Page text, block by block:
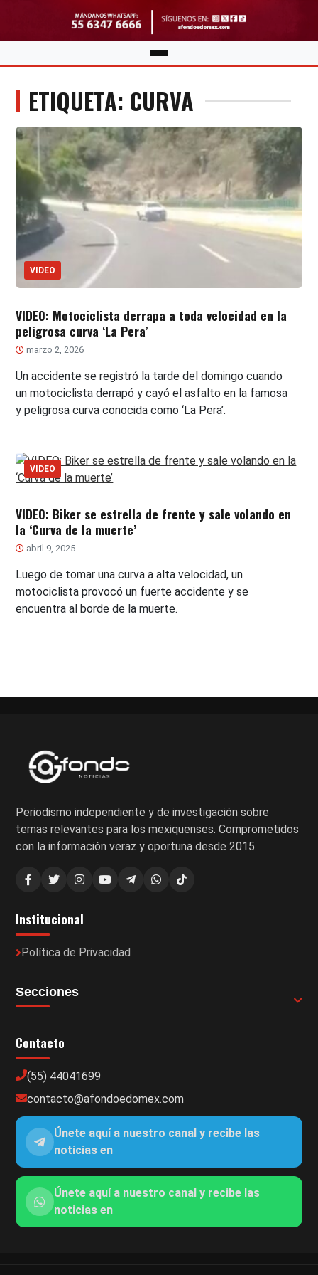
ETIQUETA: CURVA
VIDEO
VIDEO: Motociclista derrapa a toda velocidad en la
peligrosa curva ‘La Pera’
marzo 2, 2026
Un accidente se registró la tarde del domingo cuando
un motociclista derrapó y cayó el asfalto en la famosa
y peligrosa curva conocida como ‘La Pera’.
VIDEO
VIDEO: Biker se estrella de frente y sale volando en
la ‘Curva de la muerte’
abril 9, 2025
Luego de tomar una curva a alta velocidad, un
motociclista provocó un fuerte accidente y se
encuentra al borde de la muerte.
Periodismo independiente y de investigación sobre
temas relevantes para los mexiquenses. Comprometidos
con la información veraz y oportuna desde 2015.
Institucional
Política de Privacidad
Secciones
Contacto
(55) 44041699
contacto@afondoedomex.com
Únete aquí a nuestro canal y recibe las
noticias en
Únete aquí a nuestro canal y recibe las
noticias en